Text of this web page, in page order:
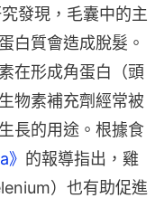
發現，毛囊中的主
白質會造成脫髮。
在形成角蛋白（頭
物素補充劑經常被
長的用途。根據食
的報導指出，雞
）也有助促進